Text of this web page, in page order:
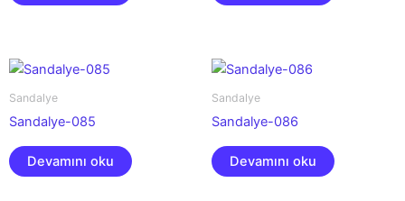
Sandalye
Sandalye-085
Devamını oku
Sandalye
Sandalye-086
Devamını oku